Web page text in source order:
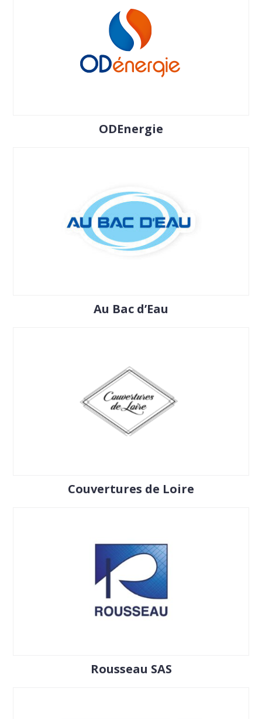
ODEnergie
Au Bac d’Eau
Couvertures de Loire
Rousseau SAS